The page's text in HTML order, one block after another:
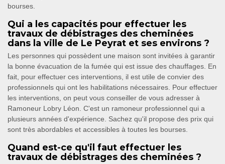
bourses.
Qui a les capacités pour effectuer les
travaux de débistrages des cheminées
dans la ville de Le Peyrat et ses environs ?
Les personnes qui possèdent une maison sont invitées à garantir
la bonne évacuation de la fumée qui est issue des chauffages. En
fait, pour effectuer ces interventions, il est utile de convier des
professionnels qui ont les habilitations nécessaires. Pour effectuer
les interventions, on peut vous conseiller de vous adresser à
Ramoneur Lobry Léon. C'est un ramoneur professionnel qui a
plusieurs années d'expérience. Sachez qu'il propose des prix qui
sont très abordables et accessibles à toutes les bourses.
Quand est-ce qu'il faut effectuer les
travaux de débistrages des cheminées ?